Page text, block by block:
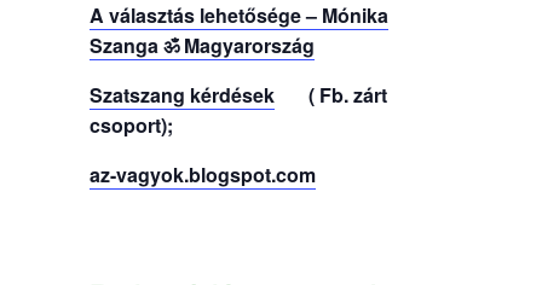
A választás lehetősége – Mónika
Szanga ॐ Magyarország
Szatszang kérdések( Fb. zárt
csoport);
az-vagyok.blogspot.com